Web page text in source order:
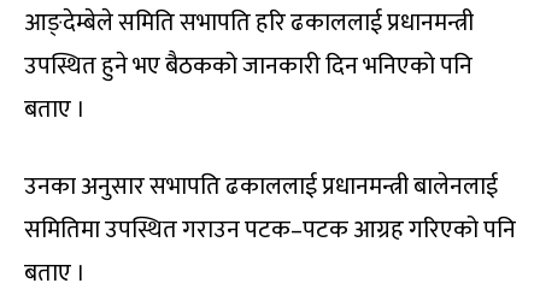
आङ्देम्बेले समिति सभापति हरि ढकाललाई प्रधानमन्त्री
उपस्थित हुने भए बैठकको जानकारी दिन भनिएको पनि
बताए ।
उनका अनुसार सभापति ढकाललाई प्रधानमन्त्री बालेनलाई
समितिमा उपस्थित गराउन पटक–पटक आग्रह गरिएको पनि
बताए ।